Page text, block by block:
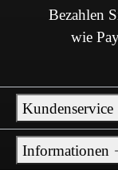
Bezahlen
wie
Kundenservice
Informationen